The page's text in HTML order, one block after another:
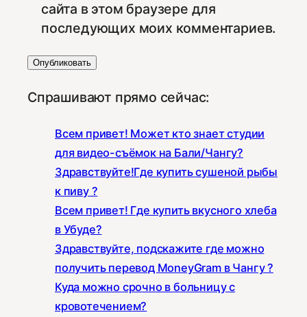
сайта в этом браузере для
последующих моих комментариев.
Спрашивают прямо сейчас:
Всем привет! Может кто знает студии
для видео-съёмок на Бали/Чангу?
Здравствуйте!Где купить сушеной рыбы
к пиву ?
Всем привет! Где купить вкусного хлеба
в Убуде?
Здравствуйте, подскажите где можно
получить перевод MoneyGram в Чангу ?
Куда можно срочно в больницу с
кровотечением?